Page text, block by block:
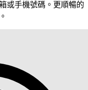
或手機號碼。更順暢的